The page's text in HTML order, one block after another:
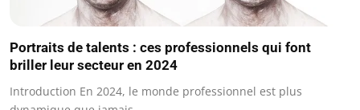
Portraits de talents : ces professionnels qui font
briller leur secteur en 2024
Introduction En 2024, le monde professionnel est plus